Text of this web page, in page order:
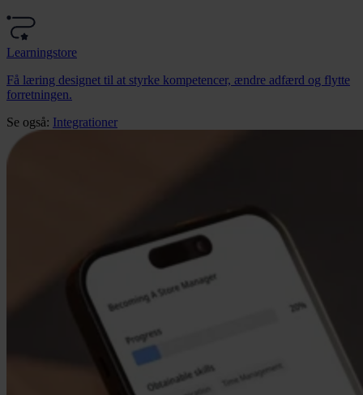
Learningstore
Få læring designet til at styrke kompetencer, ændre adfærd og flytte
forretningen.
Se også: Integrationer